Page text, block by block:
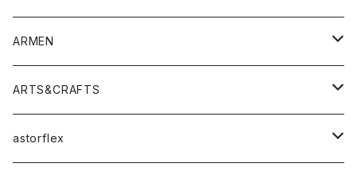
シャツ
Tシャツ・カットソー
シャツ・ブラウス
ボトムス
パンツ
スカート
ワンピース・オールインワン
バッグ
ARMEN
アウター
コート
トップス
ARTS&CRAFTS
アクセサリー
astorflex